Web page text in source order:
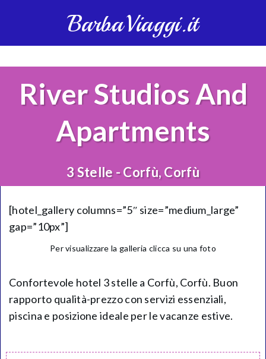
BarbaViaggi.it
River Studios And
Apartments
3 Stelle - Corfù, Corfù
[hotel_gallery columns=”5″ size=”medium_large”
gap=”10px”]
Per visualizzare la galleria clicca su una foto
Confortevole hotel 3 stelle a Corfù, Corfù. Buon
rapporto qualità-prezzo con servizi essenziali,
piscina e posizione ideale per le vacanze estive.